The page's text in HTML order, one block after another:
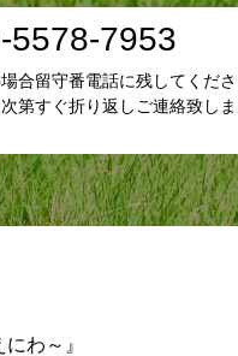
5578-7953
合留守番電話に残してくださ
第すぐ折り返しご連絡致しま
わ～』